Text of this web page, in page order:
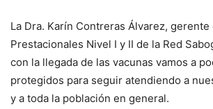
La Dra. Karín Contreras Álvarez,
Prestacionales Nivel I y II de la Red
con la llegada de las vacunas vamos a
protegidos para seguir atendiendo a
y a toda la población en general.